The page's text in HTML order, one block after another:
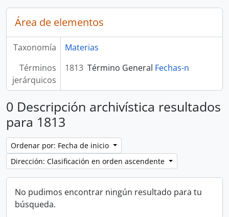
Área de elementos
Taxonomía
Materias
Términos
jerárquicos
1813 Término General Fechas-n
0 Descripción archivística resultados
para 1813
Ordenar por: Fecha de inicio
Dirección: Clasificación en orden ascendente
No pudimos encontrar ningún resultado para tu
búsqueda.